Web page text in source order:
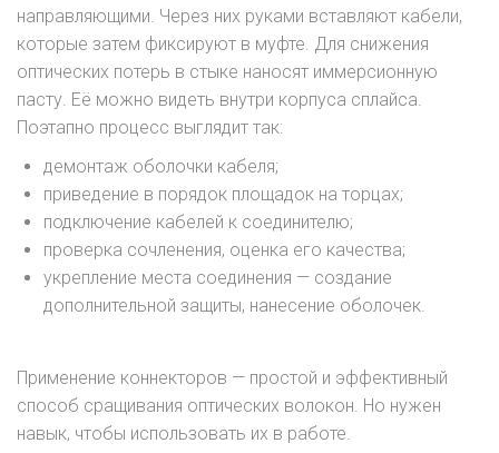
направляющими. Через них руками вставляют кабели,
которые затем фиксируют в муфте. Для снижения
оптических потерь в стыке наносят иммерсионную
пасту. Её можно видеть внутри корпуса сплайса.
Поэтапно процесс выглядит так:
демонтаж оболочки кабеля;
приведение в порядок площадок на торцах;
подключение кабелей к соединителю;
проверка сочленения, оценка его качества;
укрепление места соединения — создание
дополнительной защиты, нанесение оболочек.
Применение коннекторов — простой и эффективный
способ сращивания оптических волокон. Но нужен
навык, чтобы использовать их в работе.